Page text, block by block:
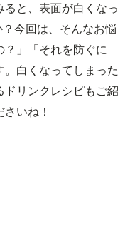
と、表面が白くなっ
今回は、そんなお悩
」「それを防ぐに
白くなってしまった
リンクレシピもご紹
いね！